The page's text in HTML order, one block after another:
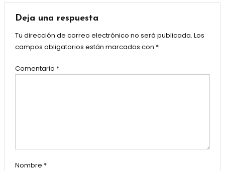
entradas
Deja una respuesta
Tu dirección de correo electrónico no será publicada. Los
campos obligatorios están marcados con *
Comentario *
Nombre *